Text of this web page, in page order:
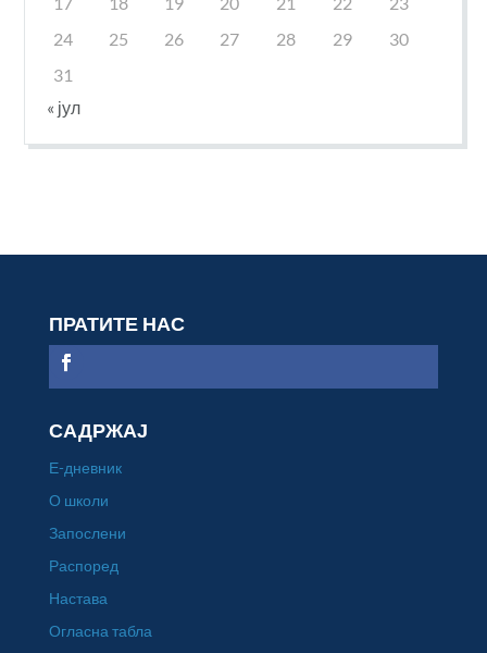
24
25 26 27 28 29
30
31
« јул
ПРАТИТЕ НАС
САДРЖАЈ
Е-дневник
О школи
Запослени
Распоред
Настава
Огласна табла